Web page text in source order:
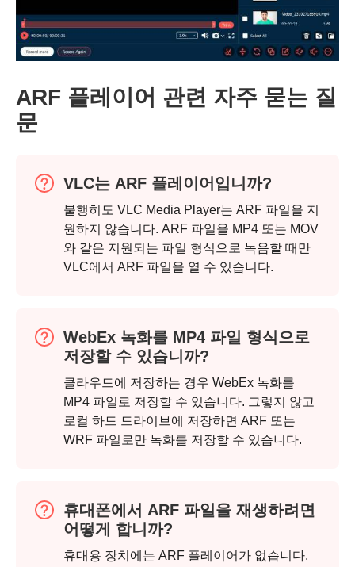
3단계.
ARF 플레이어 관련 자주 묻는 질
문
VLC는 ARF 플레이어입니까?
불행히도 VLC Media Player는 ARF 파일을 지
원하지 않습니다. ARF 파일을 MP4 또는 MOV
와 같은 지원되는 파일 형식으로 녹음할 때만
VLC에서 ARF 파일을 열 수 있습니다.
WebEx 녹화를 MP4 파일 형식으로
저장할 수 있습니까?
클라우드에 저장하는 경우 WebEx 녹화를
MP4 파일로 저장할 수 있습니다. 그렇지 않고
로컬 하드 드라이브에 저장하면 ARF 또는
WRF 파일로만 녹화를 저장할 수 있습니다.
휴대폰에서 ARF 파일을 재생하려면
어떻게 합니까?
휴대용 장치에는 ARF 플레이어가 없습니다.